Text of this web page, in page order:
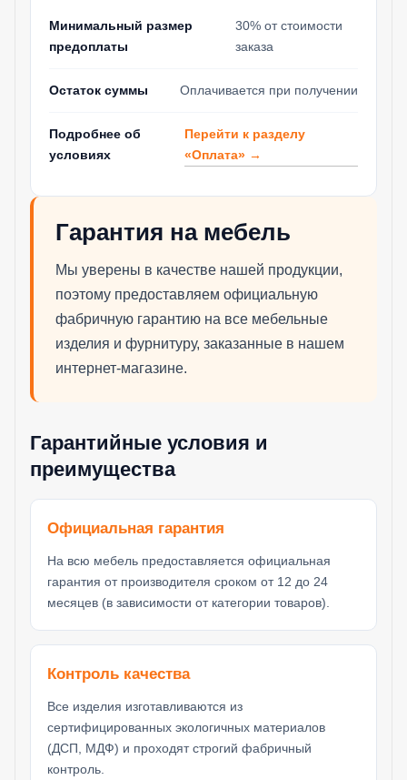
Минимальный размер
предоплаты
30% от стоимости
заказа
Остаток суммы Оплачивается при получении
Подробнее об
условиях
Перейти к разделу
«Оплата» →
Гарантия на мебель
Мы уверены в качестве нашей продукции,
поэтому предоставляем официальную
фабричную гарантию на все мебельные
изделия и фурнитуру, заказанные в нашем
интернет-магазине.
Гарантийные условия и
преимущества
Официальная гарантия
На всю мебель предоставляется официальная
гарантия от производителя сроком от 12 до 24
месяцев (в зависимости от категории товаров).
Контроль качества
Все изделия изготавливаются из
сертифицированных экологичных материалов
(ДСП, МДФ) и проходят строгий фабричный
контроль.